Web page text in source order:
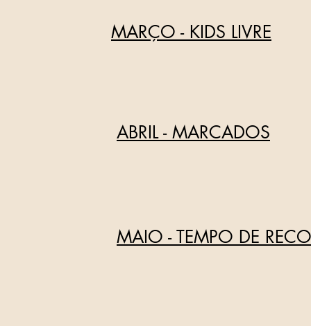
ABRIL - MARCADOS
MAIO - TEMPO DE
MARÇO - KIDS LIVRE